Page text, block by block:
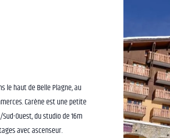
le haut de Belle Plagne, au
Carène est une petite
Ouest, du studio de 16m
avec ascenseur.